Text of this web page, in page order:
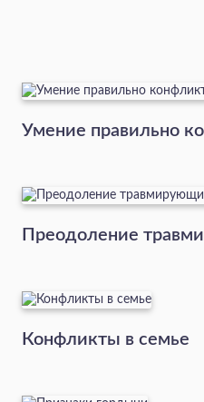
Умение правильно
Преодоление
Конфликты в семье